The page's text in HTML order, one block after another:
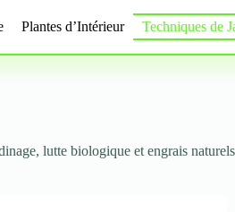
Plantes d’Intérieur Techniques de
lutte biologique et engrais